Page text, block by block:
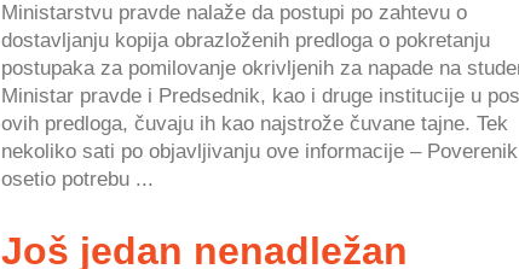
Ministarstvu pravde nalaže da postupi po zahtevu o
dostavljanju kopija obrazloženih predloga o pokretanju
postupaka za pomilovanje okrivljenih za napade na
Ministar pravde i Predsednik, kao i druge institucije u
ovih predloga, čuvaju ih kao najstrože čuvane tajne. Tek
nekoliko sati po objavljivanju ove informacije –
osetio potrebu ...
Još jedan nenadležan